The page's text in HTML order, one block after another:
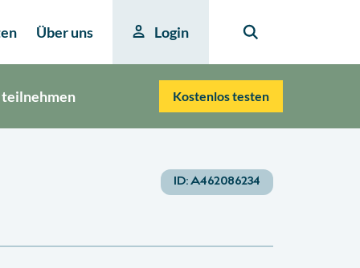
Über uns Login
teilnehmen Kostenlos testen
ID:A462086234